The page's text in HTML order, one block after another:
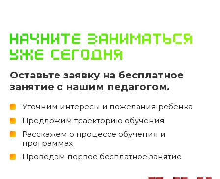
начните заниматься
уже сегодня
Оставьте заявку на бесплатное
занятие с нашим педагогом.
Уточним интересы и пожелания ребёнка
Предложим траекторию обучения
Расскажем о процессе обучения и
программах
Проведём первое бесплатное занятие